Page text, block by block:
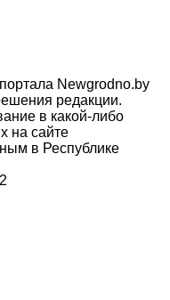
Newgrodno.by
редакции.
в какой-либо
на сайте
в Республике